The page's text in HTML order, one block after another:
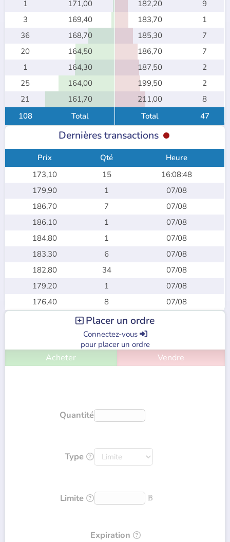
1
171,00
3
169,40
36
168,70
20
164,50
1
164,30
25
164,00
21
161,70
108
Total
182,20
9
183,70
1
185,30
7
186,70
7
187,50
2
199,50
2
211,00
8
Total
47
Dernières transactions
Prix Qté
Heure
173,10
15
16:08:48
179,90
1
07/08
186,70
7
07/08
186,10
1
07/08
184,80
1
07/08
183,30
6
07/08
182,80
34
07/08
179,20
1
07/08
176,40
8 07/08
Placer un ordre
Connectez-vous 
pour placer un ordre
Acheter Vendre
Quantité
Type 
Limite  𝔹
Expiration 